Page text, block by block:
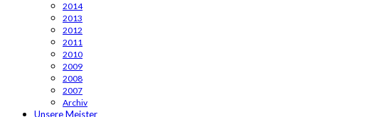
2014
2013
2012
2011
2010
2009
2008
2007
Archiv
Unsere Meister